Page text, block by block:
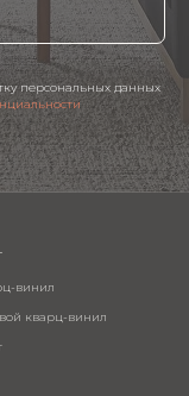
персональных данных
винил
кварц-винил